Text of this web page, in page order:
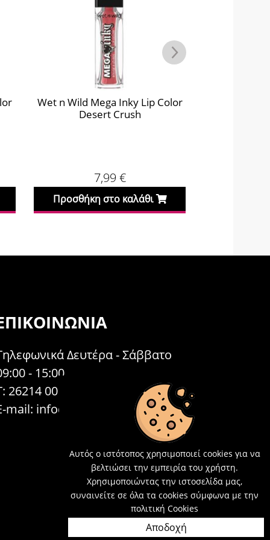
Wet n Wild Mega Inky Lip Color
Desert Crush
7,99 €
Προσθήκη στο καλάθι
Δευτέρα - Σάββατο
- 15:00
26214 00104
mail: info@acosmetics.gr
Αυτός ο ιστότοπος χρησιμοποιεί cookies για να
βελτιώσει την εμπειρία του χρήστη.
Χρησιμοποιώντας την ιστοσελίδα μας,
συναινείτε σε όλα τα cookies σύμφωνα με την
πολιτική Cookies
Αποδοχή